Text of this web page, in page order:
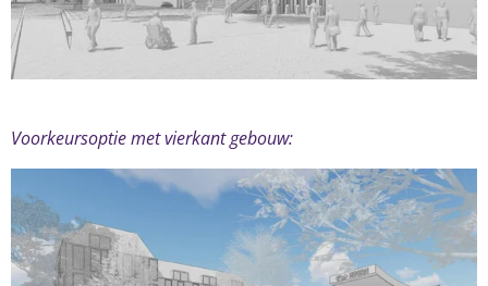
Voorkeursoptie met vierkant gebouw: